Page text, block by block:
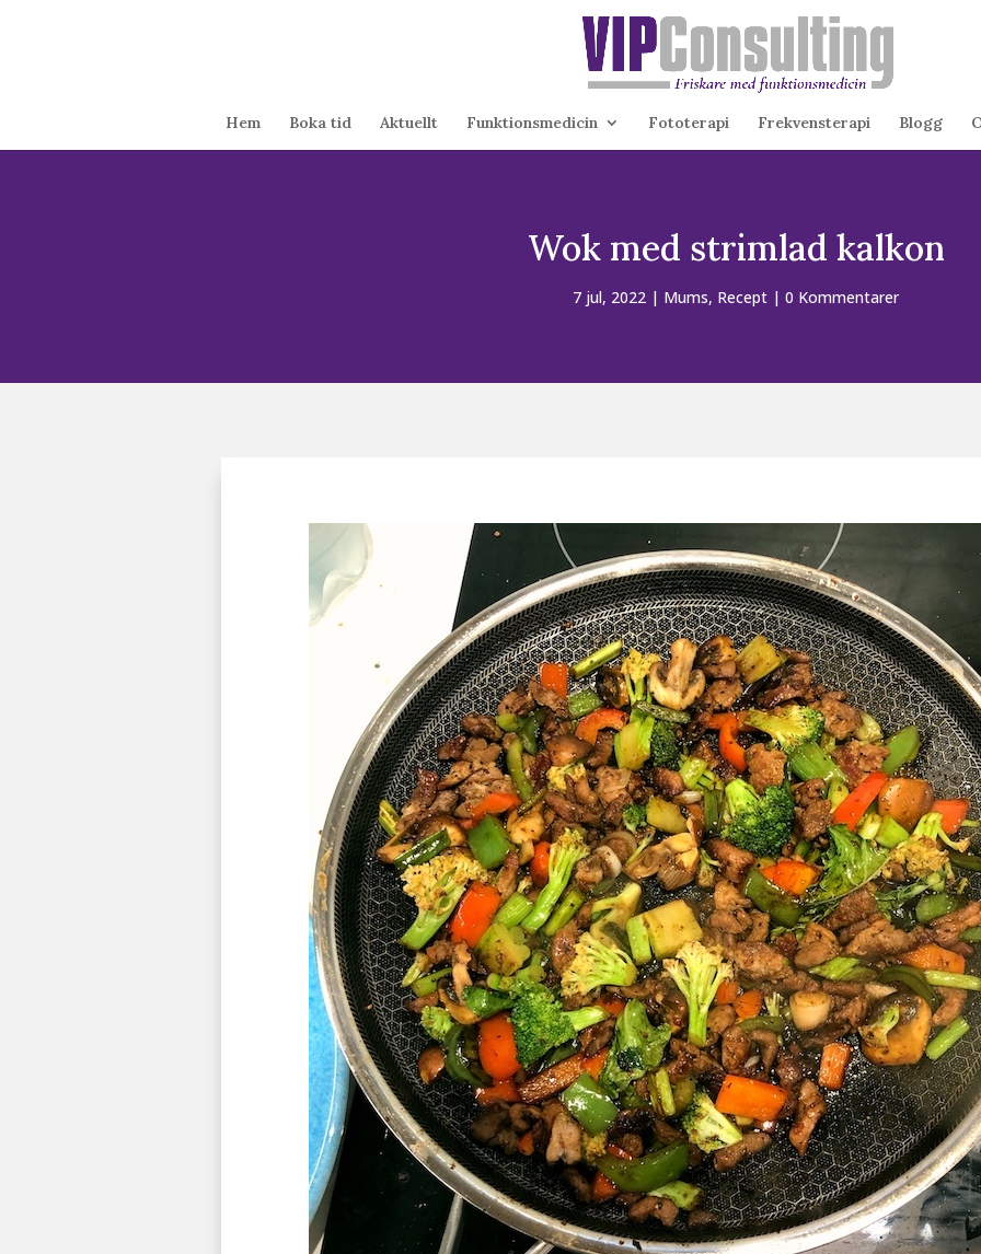
Hem Boka tid Aktuellt Funktionsmedicin Fototerapi Frekvensterapi Blogg
Wok med strimlad kalkon
7 jul, 2022 | Mums, Recept | 0 Kommentarer